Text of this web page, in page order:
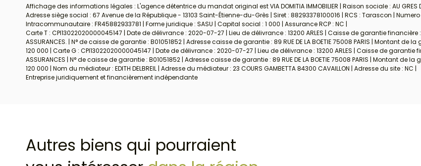
Affichage des informations légales : L'agence détentrice du mandat original est VIA DOMITIA IMMOBILIER | Raison sociale : AU GRES
Adresse siège social : 67 Avenue de la République - 13103 Saint-Étienne-du-Grès | Siret : 88293378100016 | RCS : Tarascon | Numero
Intracommunautaire : FR45882933781 | Forme juridique : SASU | Capital social : 1 000 | Assurance RCP : NC |
Carte T : CPI13022020000045147 | Date de délivrance : 2020-07-27 | Lieu de délivrance : 13200 ARLES | Caisse de garantie financière :
ASSURANCES. | N° de caisse de garantie : B01051852 | Adresse caisse de garantie : 89 RUE DE LA BOETIE 75008 PARIS | Montant de
120 000 | Carte G : CPI13022020000045147 | Date de délivrance : 2020-07-27 | Lieu de délivrance : 13200 ARLES | Caisse de garantie
ASSURANCES | N° de caisse de garantie : B01051852 | Adresse caisse de garantie : 89 RUE DE LA BOETIE 75008 PARIS | Montant de
120 000 | Nom du médiateur : EDITH DELBREIL | Adresse du médiateur : 23 COURS GAMBETTA 84300 CAVAILLON | Adresse du site : NC |
Entreprise juridiquement et financièrement indépendante
Autres biens qui pourraient